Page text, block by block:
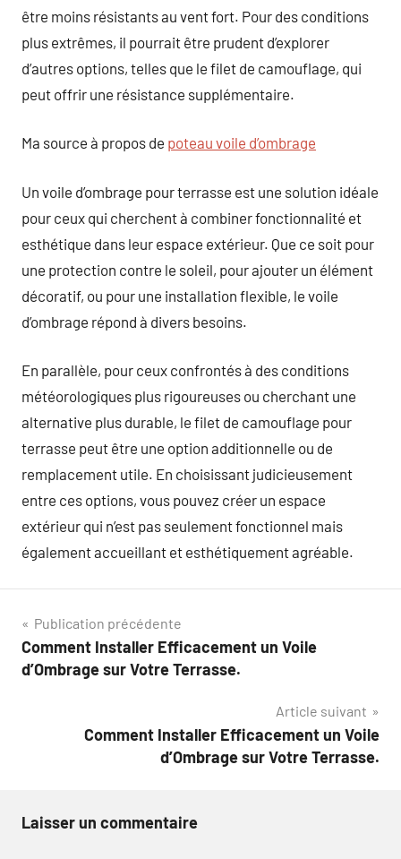
être moins résistants au vent fort. Pour des conditions
plus extrêmes, il pourrait être prudent d’explorer
d’autres options, telles que le filet de camouflage, qui
peut offrir une résistance supplémentaire.
Ma source à propos de poteau voile d’ombrage
Un voile d’ombrage pour terrasse est une solution idéale
pour ceux qui cherchent à combiner fonctionnalité et
esthétique dans leur espace extérieur. Que ce soit pour
une protection contre le soleil, pour ajouter un élément
décoratif, ou pour une installation flexible, le voile
d’ombrage répond à divers besoins.
En parallèle, pour ceux confrontés à des conditions
météorologiques plus rigoureuses ou cherchant une
alternative plus durable, le filet de camouflage pour
terrasse peut être une option additionnelle ou de
remplacement utile. En choisissant judicieusement
entre ces options, vous pouvez créer un espace
extérieur qui n’est pas seulement fonctionnel mais
également accueillant et esthétiquement agréable.
Navigation
de
Publication précédente
Comment Installer Efficacement un Voile
d’Ombrage sur Votre Terrasse.
Article suivant
Comment Installer Efficacement un Voile
d’Ombrage sur Votre Terrasse.
Laisser un commentaire